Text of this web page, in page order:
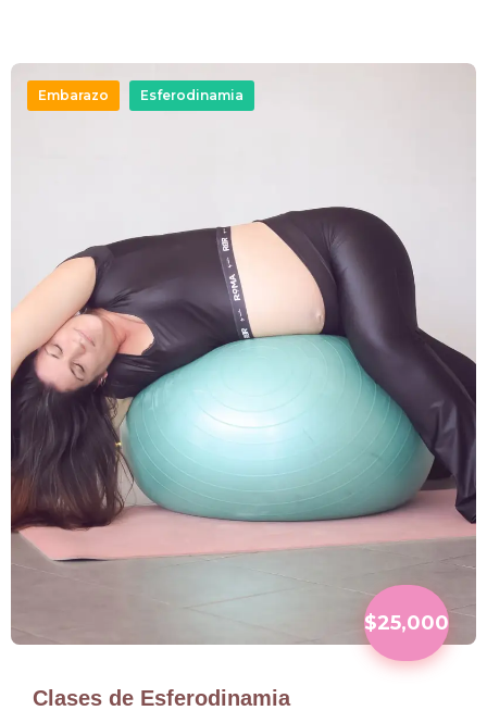
$25,000
Embarazo Esferodinamia
Clases de Esferodinamia